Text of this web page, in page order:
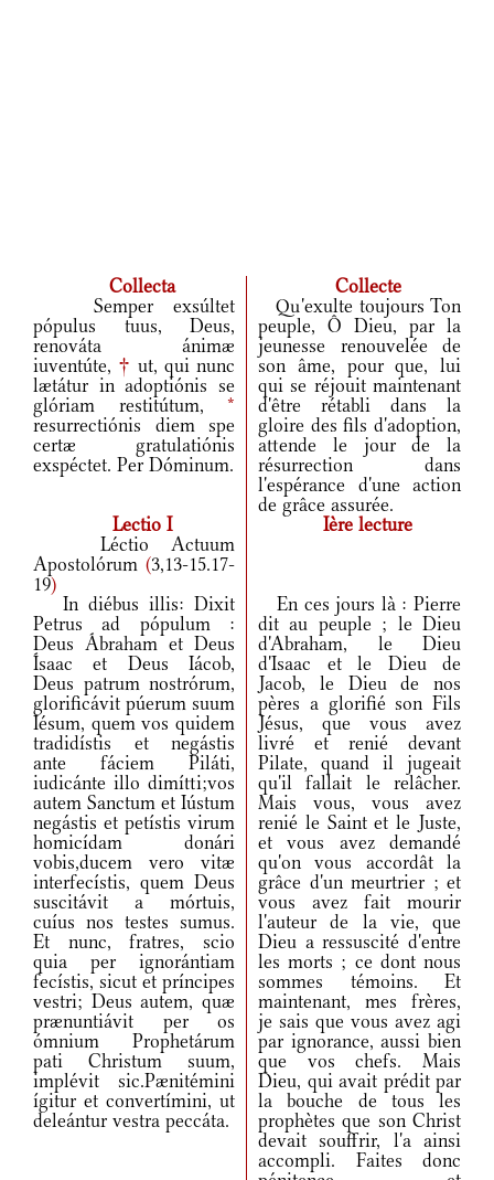
Collecta
Collecte
Semper exsúltet
pópulus tuus, Deus,
renováta ánimæ
iuventúte, † ut, qui nunc
lætátur in adoptiónis se
glóriam restitútum, *
resurrectiónis diem spe
certæ gratulatiónis
exspéctet. Per Dóminum.
Qu'exulte toujours Ton
peuple, Ô Dieu, par la
jeunesse renouvelée de
son âme, pour que, lui
qui se réjouit maintenant
d'être rétabli dans la
gloire des fils d'adoption,
attende le jour de la
résurrection dans
l'espérance d'une action
de grâce assurée.
Lectio I
Ière lecture
Léctio Actuum
Apostolórum (3,13-15.17-
19)
In diébus illis: Dixit
Petrus ad pópulum :
Deus Ábraham et Deus
Ísaac et Deus Iácob,
Deus patrum nostrórum,
glorificávit púerum suum
Iésum, quem vos quidem
tradidístis et negástis
ante fáciem Piláti,
iudicánte illo dimítti;vos
autem Sanctum et Iústum
negástis et petístis virum
homicídam donári
vobis,ducem vero vitæ
interfecístis, quem Deus
suscitávit a mórtuis,
cuíus nos testes sumus.
Et nunc, fratres, scio
quia per ignorántiam
fecístis, sicut et príncipes
vestri; Deus autem, quæ
prænuntiávit per os
ómnium Prophetárum
pati Christum suum,
implévit sic.Pænitémini
ígitur et convertímini, ut
deleántur vestra peccáta.
En ces jours là : Pierre
dit au peuple ; le Dieu
d'Abraham, le Dieu
d'Isaac et le Dieu de
Jacob, le Dieu de nos
pères a glorifié son Fils
Jésus, que vous avez
livré et renié devant
Pilate, quand il jugeait
qu'il fallait le relâcher.
Mais vous, vous avez
renié le Saint et le Juste,
et vous avez demandé
qu'on vous accordât la
grâce d'un meurtrier ; et
vous avez fait mourir
l'auteur de la vie, que
Dieu a ressuscité d'entre
les morts ; ce dont nous
sommes témoins. Et
maintenant, mes frères,
je sais que vous avez agi
par ignorance, aussi bien
que vos chefs. Mais
Dieu, qui avait prédit par
la bouche de tous les
prophètes que son Christ
devait souffrir, l'a ainsi
accompli. Faites donc